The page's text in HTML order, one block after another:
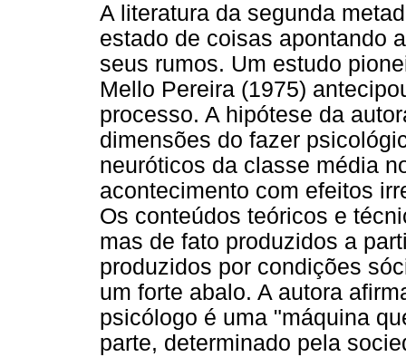
A literatura da segunda
estado de coisas apontando
seus rumos. Um estudo
Mello Pereira (1975)
processo. A hipótese da
dimensões do fazer
neuróticos da classe média
acontecimento com efeitos
Os conteúdos teóricos e
mas de fato produzidos a
produzidos por condições
um forte abalo. A autora
psicólogo é uma "máquina
parte, determinado pela